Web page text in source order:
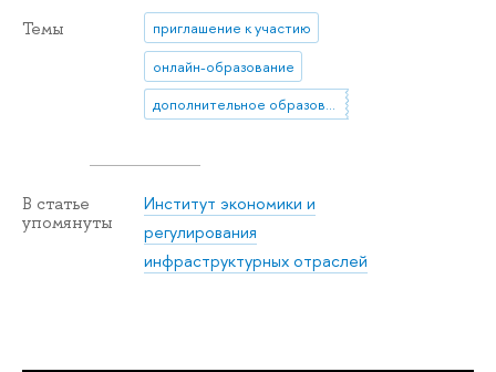
Темы
приглашение к участию
онлайн-образование
дополнительное образование
В статье
упомянуты
Институт экономики и
регулирования
инфраструктурных отраслей